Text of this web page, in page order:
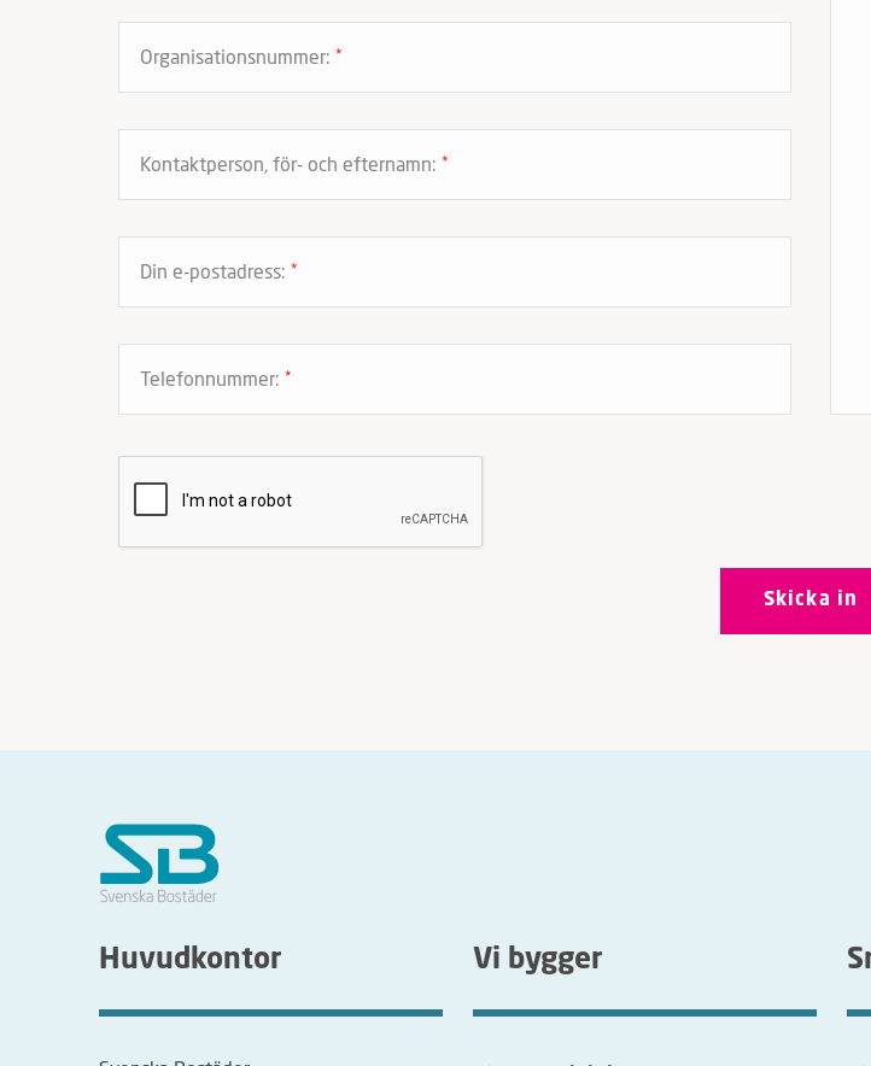
Organisationsnummer: *
Kontaktperson, för- och efternamn: *
Din e-postadress: *
Telefonnummer: *
Huvudkontor Vi bygger